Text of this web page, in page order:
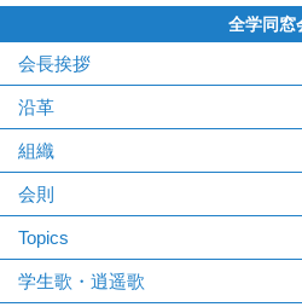
全学同窓
会長挨拶
沿革
組織
会則
Topics
学生歌・逍遥歌